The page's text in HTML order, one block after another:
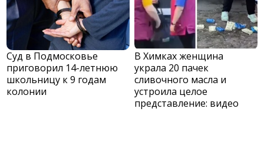
Суд в Подмосковье
приговорил 14-летнюю
школьницу к 9 годам
колонии
В Химках женщина
украла 20 пачек
сливочного масла и
устроила целое
представление: видео